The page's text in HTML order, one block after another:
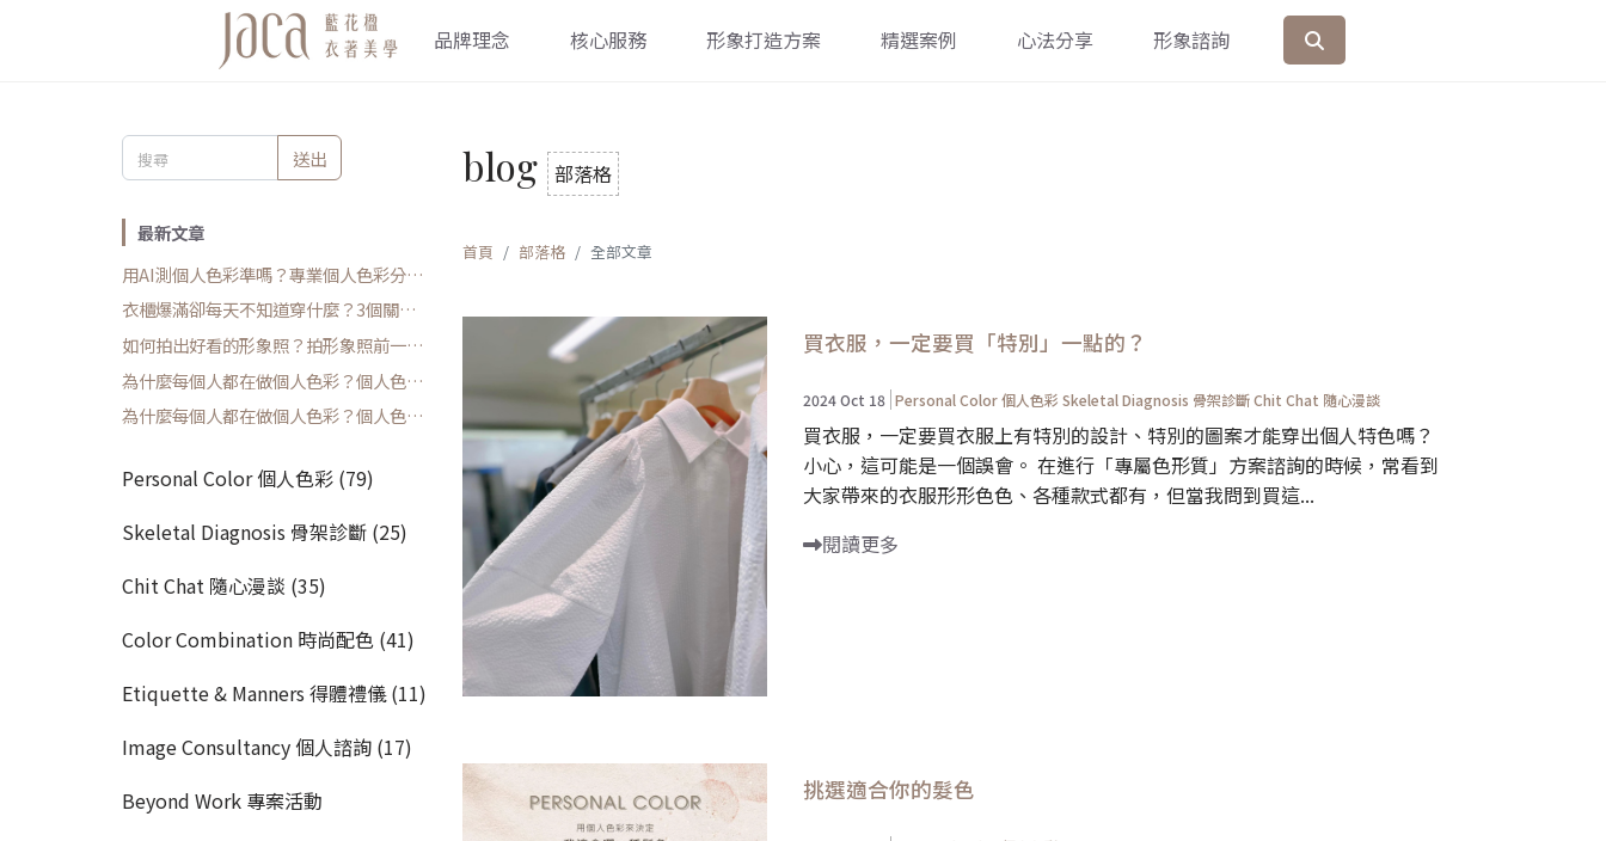
品牌理念 核心服務 形象打造方案 精選案例 心法分享 形象諮詢
送出
最新文章
用AI測個人色彩準嗎？專業個人色彩分析
師解析4大誤差
衣櫃爆滿卻每天不知道穿什麼？3個關鍵
原因與實用解法
如何拍出好看的形象照？拍形象照前一定
要做的事
為什麼每個人都在做個人色彩？個人色彩
診斷全指南 (下篇)
為什麼每個人都在做個人色彩？個人色彩
Personal Color 個人色彩 (79)
Skeletal Diagnosis 骨架診斷 (25)
Chit Chat 隨心漫談 (35)
Color Combination 時尚配色 (41)
Etiquette & Manners 得體禮儀 (11)
Image Consultancy 個人諮詢 (17)
Beyond Work 專案活動
blog 部落格
首頁 部落格 全部文章
買衣服，一定要買「特別」一點的？
2024 Oct 18 Personal Color 個人色彩 Skeletal Diagnosis 骨架診斷Chit Chat 隨心漫談
買衣服，一定要買衣服上有特別的設計、特別的圖案才能穿出個人特色嗎？
小心，這可能是一個誤會。 在進行「專屬色形質」方案諮詢的時候，常看到
大家帶來的衣服形形色色、各種款式都有，但當我問到買這...
閱讀更多
挑選適合你的髮色